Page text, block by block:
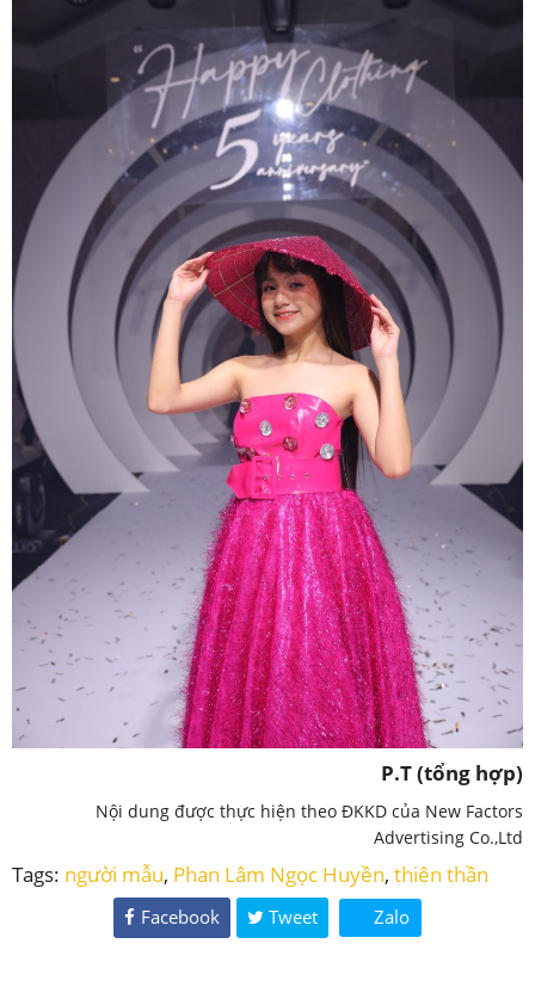
P.T (tổng hợp)
Nội dung được thực hiện theo ĐKKD của New Factors
Advertising Co.,Ltd
Tags: người mẫu, Phan Lâm Ngọc Huyền, thiên thần
Facebook Tweet Zalo